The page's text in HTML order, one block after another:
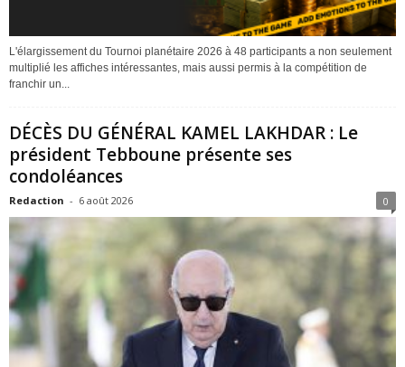
L'élargissement du Tournoi planétaire 2026 à 48 participants a non seulement
multiplié les affiches intéressantes, mais aussi permis à la compétition de
franchir un...
DÉCÈS DU GÉNÉRAL KAMEL LAKHDAR : Le
président Tebboune présente ses
condoléances
Redaction - 6 août 2026 0